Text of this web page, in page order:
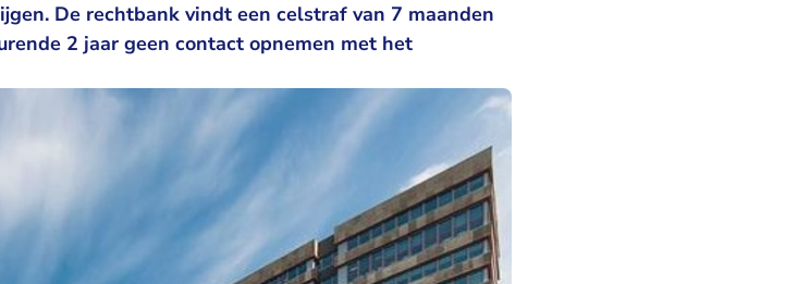
De rechtbank vindt een celstraf van 7 maanden
2 jaar geen contact opnemen met het